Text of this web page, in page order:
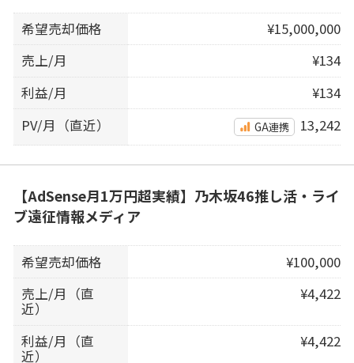
希望売却価格
¥15,000,000
売上/月
¥134
利益/月
¥134
PV/月（直近）
GA連携 13,242
【AdSense月1万円超実績】乃木坂46推し活・ライ
ブ遠征情報メディア
希望売却価格
¥100,000
売上/月（直
近）
¥4,422
利益/月（直
近）
¥4,422